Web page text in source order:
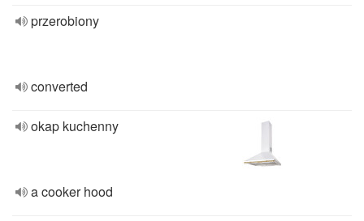
przerobiony
converted
okap kuchenny
a cooker hood